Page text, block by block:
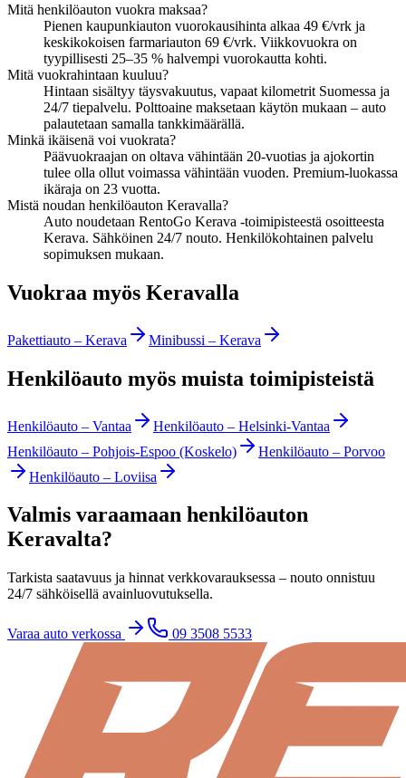
Mitä henkilöauton vuokra maksaa?
Pienen kaupunkiauton vuorokausihinta alkaa 49 €/vrk ja
keskikokoisen farmariauton 69 €/vrk. Viikkovuokra on
tyypillisesti 25–35 % halvempi vuorokautta kohti.
Mitä vuokrahintaan kuuluu?
Hintaan sisältyy täysvakuutus, vapaat kilometrit Suomessa ja
24/7 tiepalvelu. Polttoaine maksetaan käytön mukaan – auto
palautetaan samalla tankkimäärällä.
Minkä ikäisenä voi vuokrata?
Päävuokraajan on oltava vähintään 20-vuotias ja ajokortin
tulee olla ollut voimassa vähintään vuoden. Premium-luokassa
ikäraja on 23 vuotta.
Mistä noudan henkilöauton Keravalla?
Auto noudetaan RentoGo Kerava -toimipisteestä osoitteesta
Kerava. Sähköinen 24/7 nouto. Henkilökohtainen palvelu
sopimuksen mukaan.
Vuokraa myös Keravalla
Pakettiauto – Kerava Minibussi – Kerava
Henkilöauto myös muista toimipisteistä
Henkilöauto – Vantaa Henkilöauto – Helsinki-Vantaa
Henkilöauto – Pohjois-Espoo (Koskelo) Henkilöauto – Porvoo
Henkilöauto – Loviisa
Valmis varaamaan henkilöauton
Keravalta?
Tarkista saatavuus ja hinnat verkkovarauksessa – nouto onnistuu
24/7 sähköisellä avainluovutuksella.
Varaa auto verkossa 09 3508 5533